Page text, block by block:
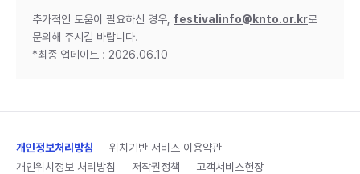
추가적인 도움이 필요하신 경우, festivalinfo@knto.or.kr로
문의해 주시길 바랍니다.
*최종 업데이트 : 2026.06.10
개인정보처리방침
위치기반 서비스 이용약관
개인위치정보 처리방침
저작권정책 고객서비스헌장